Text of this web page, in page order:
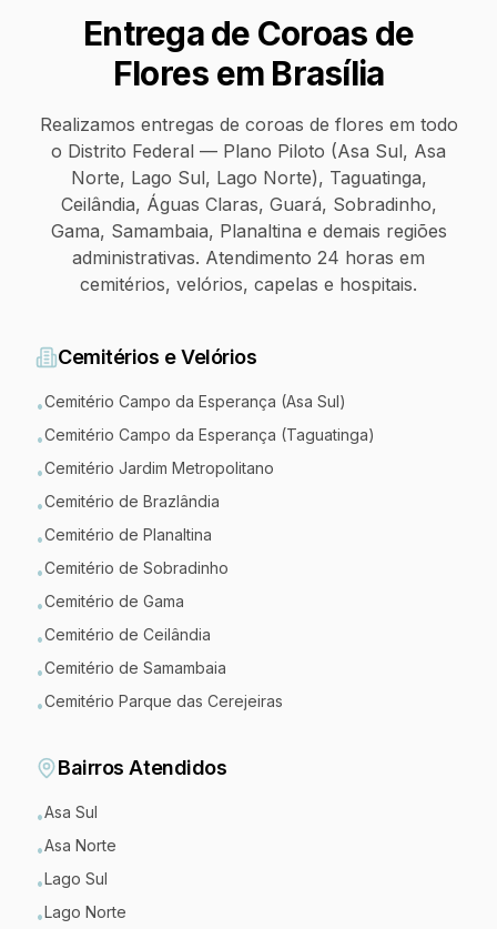
Entrega de Coroas de
Flores em Brasília
Realizamos entregas de coroas de flores em todo
o Distrito Federal — Plano Piloto (Asa Sul, Asa
Norte, Lago Sul, Lago Norte), Taguatinga,
Ceilândia, Águas Claras, Guará, Sobradinho,
Gama, Samambaia, Planaltina e demais regiões
administrativas. Atendimento 24 horas em
cemitérios, velórios, capelas e hospitais.
Cemitérios e Velórios
•Cemitério Campo da Esperança (Asa Sul)
•Cemitério Campo da Esperança (Taguatinga)
•Cemitério Jardim Metropolitano
•Cemitério de Brazlândia
•Cemitério de Planaltina
•Cemitério de Sobradinho
•Cemitério de Gama
•Cemitério de Ceilândia
•Cemitério de Samambaia
•Cemitério Parque das Cerejeiras
Bairros Atendidos
•Asa Sul
•Asa Norte
•Lago Sul
•Lago Norte